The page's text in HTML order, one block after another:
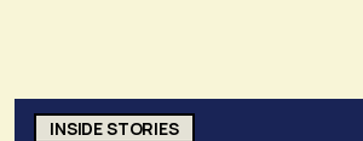
INSIDE STORIES